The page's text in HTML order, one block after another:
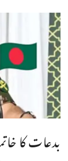
بدعات کا